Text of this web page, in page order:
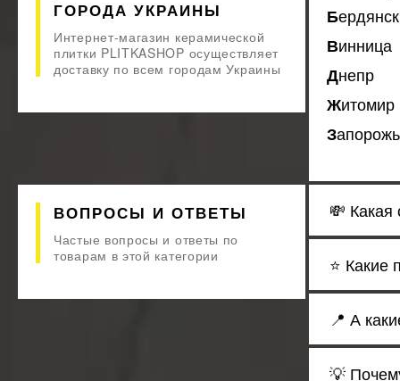
MONOPOLE 49
Navarti 5
Newker 32
NOVABELL 10
Paradyz441
PERONDA
Porcelanosa 3
PRISSMACER
ГОРОДА УКРАИНЫ
Интернет-магазин керамической
плитки PLITKASHOP осуществляет
доставку по всем городам Украины
Бердянск
Винница
Днепр
Житомир
ВОПРОСЫ И ОТВЕТЫ
Частые вопросы и ответы по
товарам в этой категории
💸 Какая
⭐
📍 А
💡